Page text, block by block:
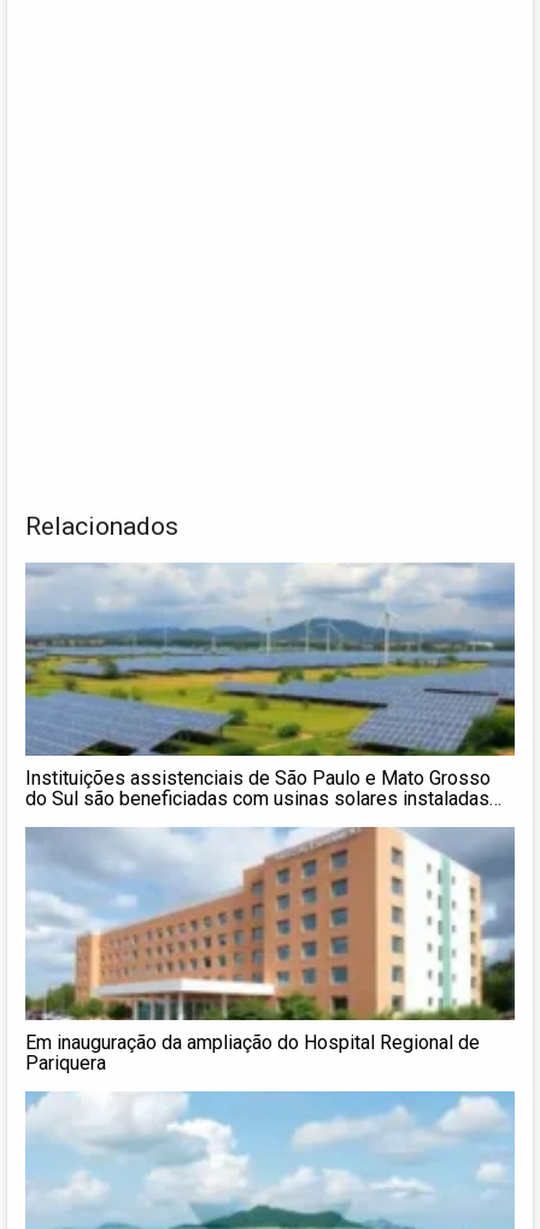
Relacionados
Instituições assistenciais de São Paulo e Mato Grosso
do Sul são beneficiadas com usinas solares instaladas
Em inauguração da ampliação do Hospital Regional de
Pariquera